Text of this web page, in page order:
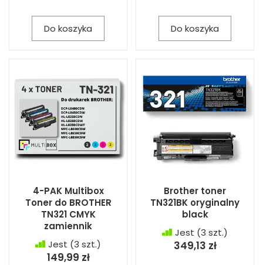
Do koszyka Do koszyka
4-PAK Multibox
Toner do BROTHER
TN321 CMYK
zamiennik
Jest (3 szt.)
149,99 zł
Brother toner
TN321BK oryginalny
black
Jest (3 szt.)
349,13 zł